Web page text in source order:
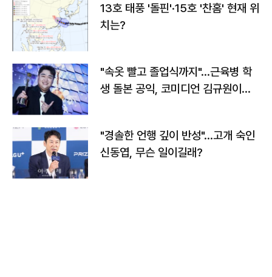
13호 태풍 '돌핀'·15호 '찬홈' 현재 위
치는?
"속옷 빨고 졸업식까지"…근육병 학
생 돌본 공익, 코미디언 김규원이었
"경솔한 언행 깊이 반성"…고개 숙인
신동엽, 무슨 일이길래?